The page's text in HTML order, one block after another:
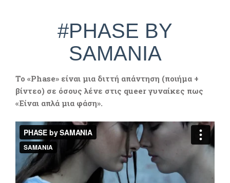
#PHASE BY
SAMANIA
Το «Phase» είναι μια διττή απάντηση (ποιήμα +
βίντεο) σε όσους λένε στις queer γυναίκες πως
«Είναι απλά μια φάση».